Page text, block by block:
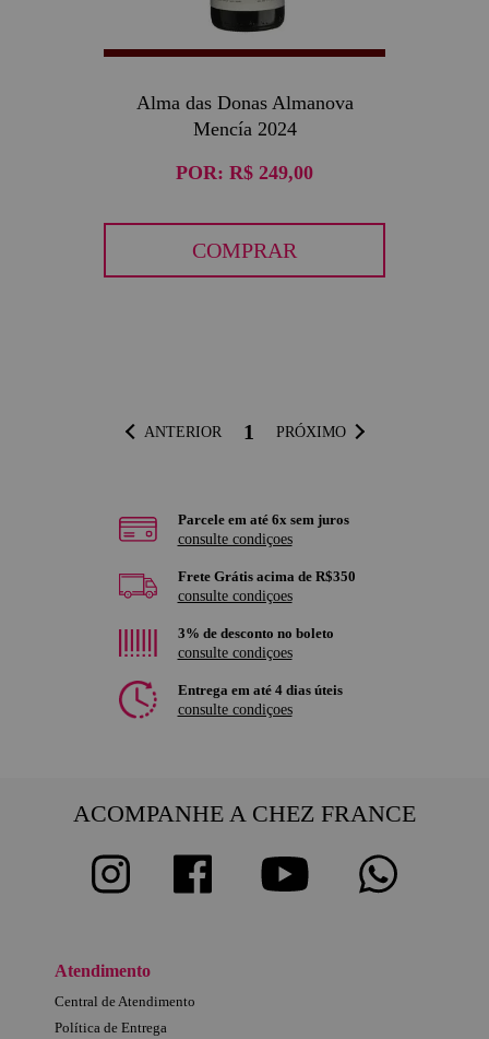
Alma das Donas Almanova
Mencía 2024
POR: R$ 249,00
COMPRAR
ANTERIOR 1 PRÓXIMO
Parcele em até 6x sem juros
consulte condiçoes
Frete Grátis acima de R$350
consulte condiçoes
3% de desconto no boleto
consulte condiçoes
Entrega em até 4 dias úteis
consulte condiçoes
ACOMPANHE A CHEZ FRANCE
Atendimento
Central de Atendimento
Política de Entrega